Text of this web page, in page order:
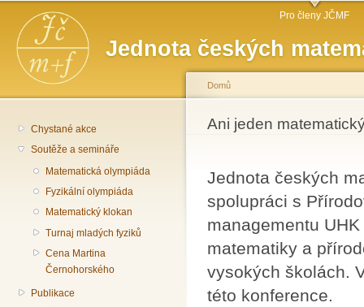
Jednota českých
Hlavní menu Pro členy JČMF
Chystané akce
Soutěže a semináře
Matematická olympiáda
Fyzikální olympiáda
Matematický klokan
Turnaj mladých fyziků
Cena Martina
Černohorského
Publikace
Jste zde
Domů
Ani jeden
Jednota českých
spolupráci s
managementu
matematiky a
vysokých školách.
této konference.